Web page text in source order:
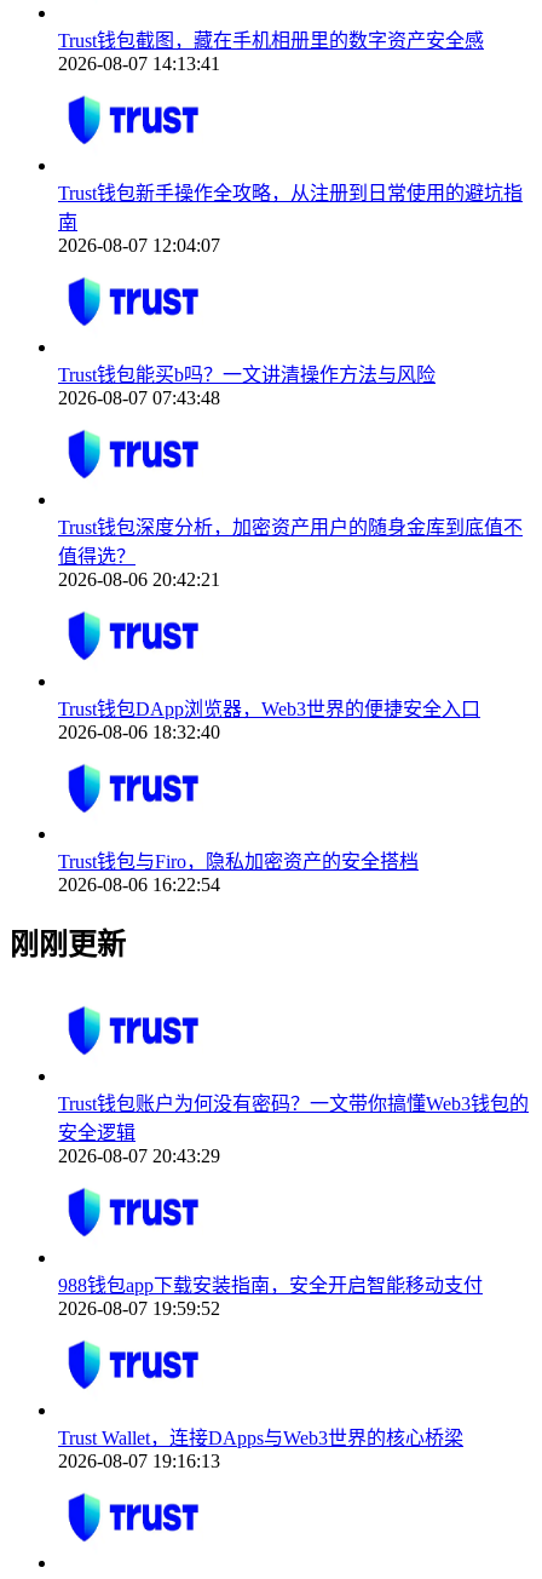
Trust钱包截图，藏在手机相册里的数字资产安全感
2026-08-07 14:13:41
Trust钱包新手操作全攻略，从注册到日常使用的避坑指
南
2026-08-07 12:04:07
Trust钱包能买b吗？一文讲清操作方法与风险
2026-08-07 07:43:48
Trust钱包深度分析，加密资产用户的随身金库到底值不
值得选？
2026-08-06 20:42:21
Trust钱包DApp浏览器，Web3世界的便捷安全入口
2026-08-06 18:32:40
Trust钱包与Firo，隐私加密资产的安全搭档
2026-08-06 16:22:54
刚刚更新
Trust钱包账户为何没有密码？一文带你搞懂Web3钱包的
安全逻辑
2026-08-07 20:43:29
988钱包app下载安装指南，安全开启智能移动支付
2026-08-07 19:59:52
Trust Wallet，连接DApps与Web3世界的核心桥梁
2026-08-07 19:16:13